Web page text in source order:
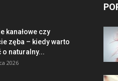
kanałowe czy
zęba – kiedy warto
o naturalny...
2026